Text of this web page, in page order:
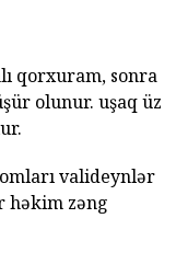
qorxuram, sonra
olunur. uşaq üz
valideynlər
həkim zəng